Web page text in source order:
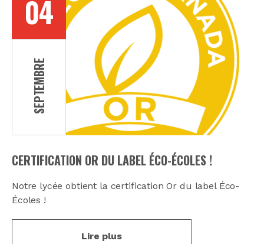
04
SEPTEMBRE
CERTIFICATION OR DU LABEL ÉCO-ÉCOLES !
Notre lycée obtient la certification Or du label Éco-
Écoles !
Lire plus